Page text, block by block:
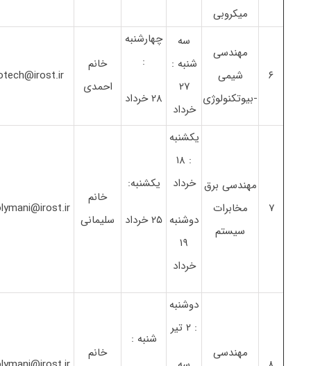
میکروبی
۶
مهندسی
شیمی
-بیوتکنولوژی
سه
شنبه :
۲۷
خرداد
چهارشنبه
:
۲۸ خرداد
خانم
احمدی
۷
مهندسی برق
مخابرات
سیستم
یکشنبه
: ۱۸
خرداد
دوشنبه
۱۹
خرداد
یکشنبه:
۲۵ خرداد
خانم
سلیمانی
مهندسی
دوشنبه
: ۲ تیر
شنبه :
خانم